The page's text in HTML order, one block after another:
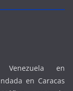
en
en Caracas